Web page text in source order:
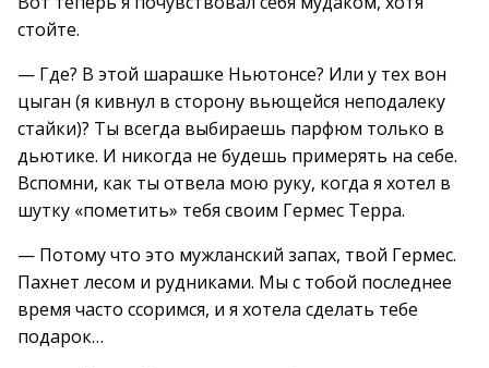
стойте.
— Где? В этой шарашке Ньютонсе? Или у тех вон
цыган (я кивнул в сторону вьющейся неподалеку
стайки)? Ты всегда выбираешь парфюм только в
дьютике. И никогда не будешь примерять на себе.
Вспомни, как ты отвела мою руку, когда я хотел в
шутку «пометить» тебя своим Гермес Терра.
— Потому что это мужланский запах, твой Гермес.
Пахнет лесом и рудниками. Мы с тобой последнее
время часто ссоримся, и я хотела сделать тебе
подарок…